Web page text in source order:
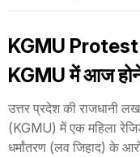
KGMU
KGMU में आज
उत्तर प्रदेश की राजधानी
(KGMU) में एक महिला
धर्मांतरण (लव जिहाद) के